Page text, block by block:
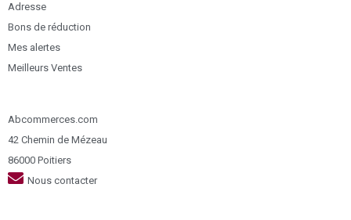
Adresse
Bons de réduction
Mes alertes
Meilleurs Ventes
Abcommerces.com
42 Chemin de Mézeau
86000 Poitiers
Nous contacter